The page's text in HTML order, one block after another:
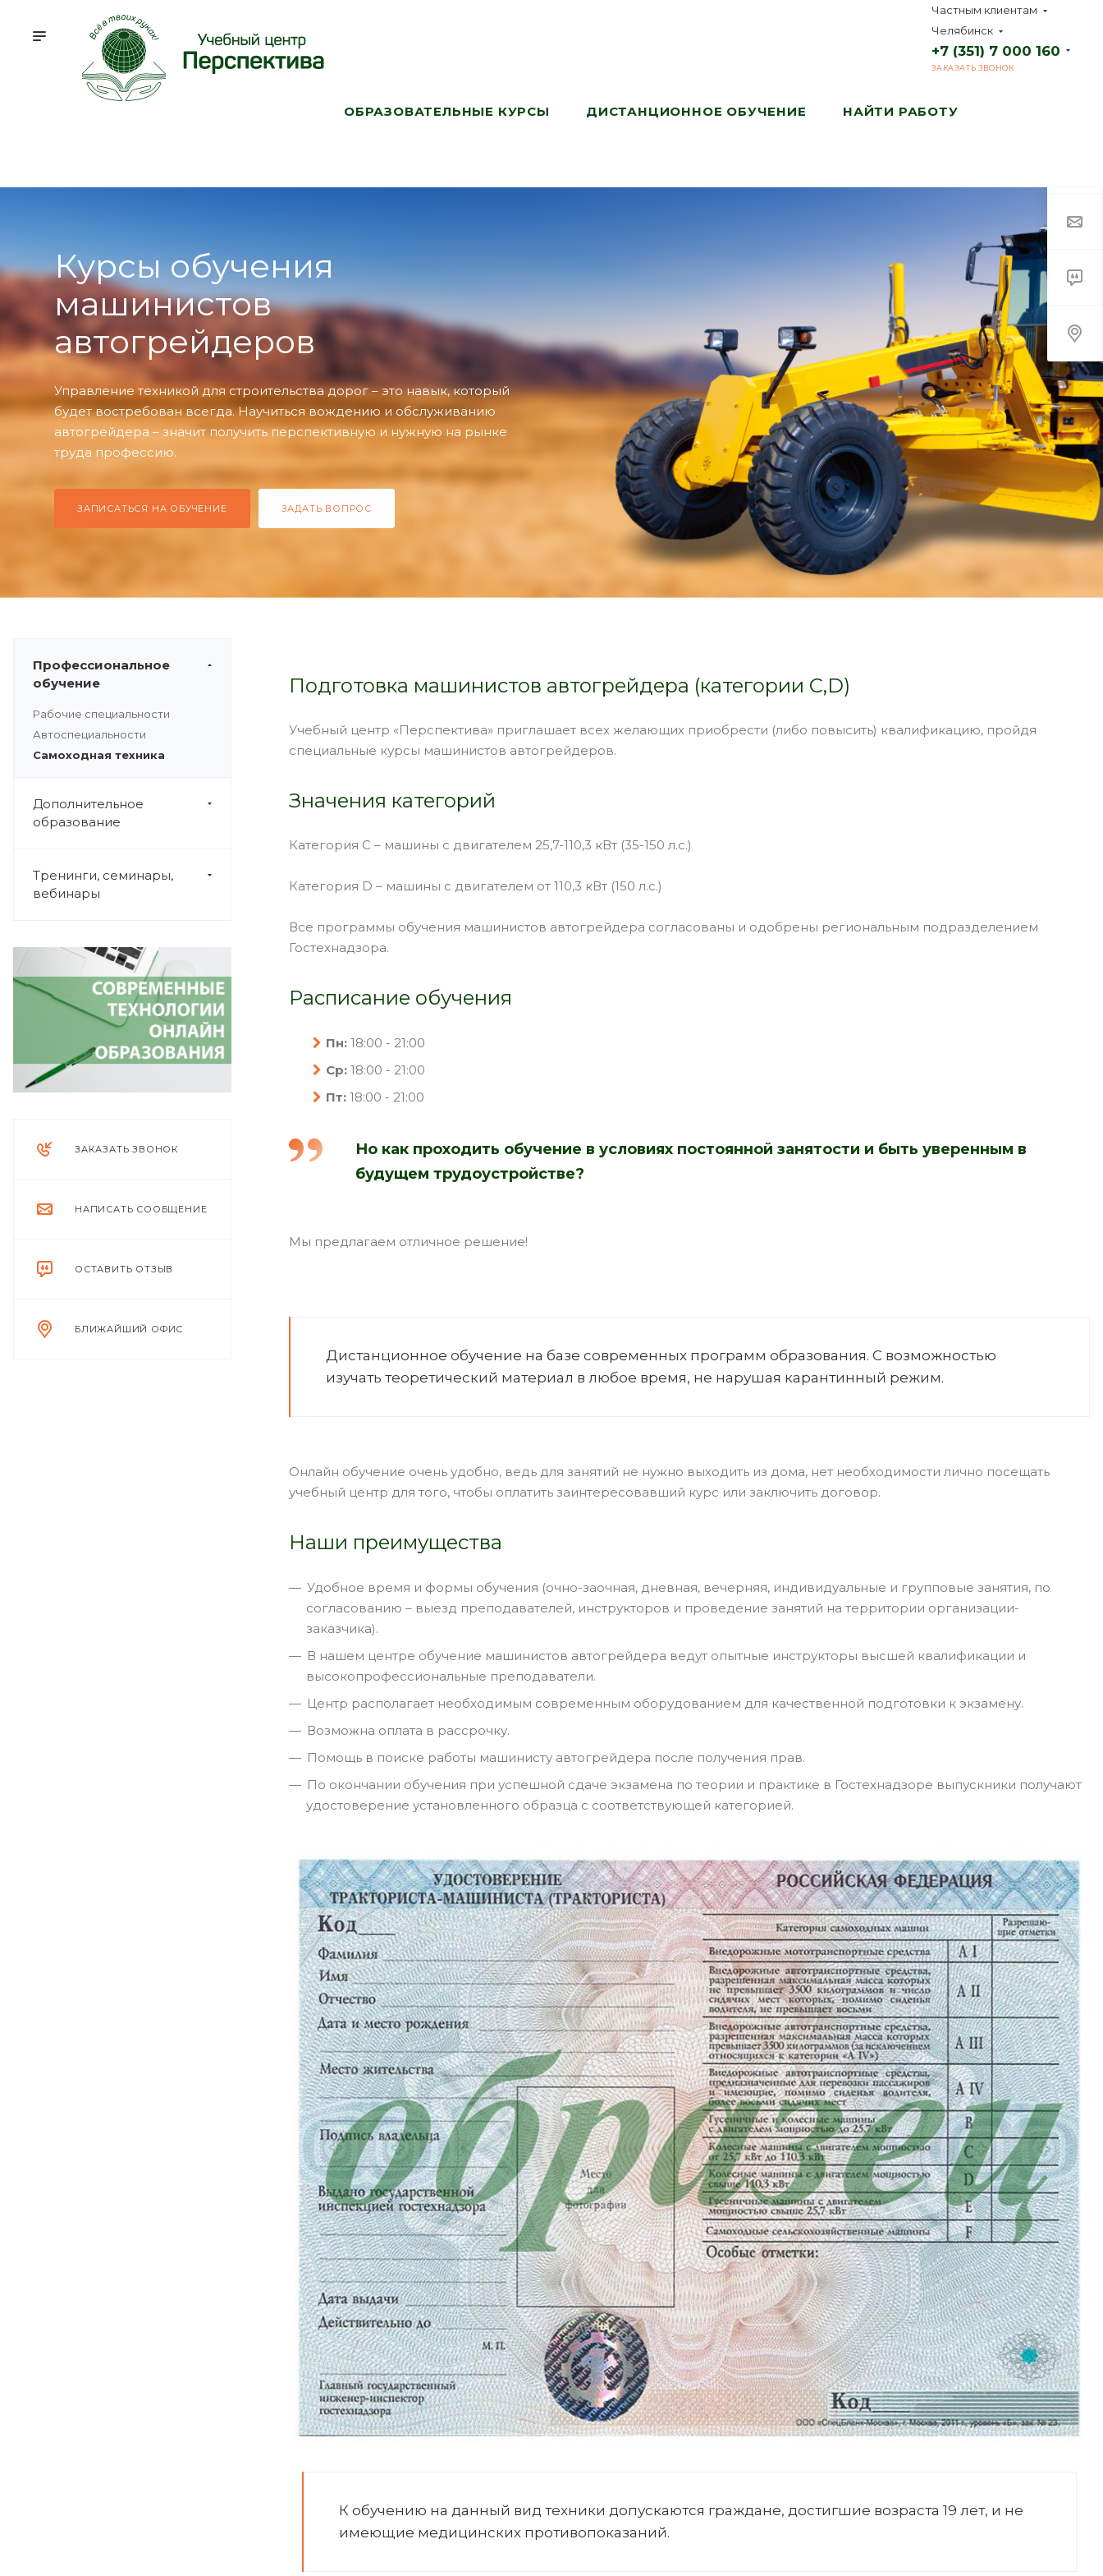
Частным клиентам
Челябинск
+7 (351) 7 000 160
ЗАКАЗАТЬ ЗВОНОК
ОБРАЗОВАТЕЛЬНЫЕ КУРСЫ ДИСТАНЦИОННОЕ ОБУЧЕНИЕ НАЙТИ РАБОТУ
Курсы обучения
машинистов
автогрейдеров
Управление техникой для строительства дорог – это навык, который
будет востребован всегда. Научиться вождению и обслуживанию
автогрейдера – значит получить перспективную и нужную на рынке
труда профессию.
ЗАПИСАТЬСЯ НА ОБУЧЕНИЕ ЗАДАТЬ ВОПРОС
Профессиональное
обучение
Рабочие специальности
Автоспециальности
Самоходная техника
Дополнительное
образование
Тренинги, семинары,
вебинары
ЗАКАЗАТЬ ЗВОНОК
НАПИСАТЬ СООБЩЕНИЕ
ОСТАВИТЬ ОТЗЫВ
БЛИЖАЙШИЙ ОФИС
Подготовка машинистов автогрейдера (категории C,D)
Учебный центр «Перспектива» приглашает всех желающих приобрести (либо повысить) квалификацию, пройдя
специальные курсы машинистов автогрейдеров.
Значения категорий
Категория С – машины с двигателем 25,7-110,3 кВт (35-150 л.с.)
Категория D – машины с двигателем от 110,3 кВт (150 л.с.)
Все программы обучения машинистов автогрейдера согласованы и одобрены региональным подразделением
Гостехнадзора.
Расписание обучения
Пн: 18:00 - 21:00
Ср: 18:00 - 21:00
Пт: 18:00 - 21:00
Но как проходить обучение в условиях постоянной занятости и быть уверенным в
будущем трудоустройстве?
Мы предлагаем отличное решение!
Дистанционное обучение на базе современных программ образования. С возможностью
изучать теоретический материал в любое время, не нарушая карантинный режим.
Онлайн обучение очень удобно, ведь для занятий не нужно выходить из дома, нет необходимости лично посещать
учебный центр для того, чтобы оплатить заинтересовавший курс или заключить договор.
Наши преимущества
Удобное время и формы обучения (очно-заочная, дневная, вечерняя, индивидуальные и групповые занятия, по
согласованию – выезд преподавателей, инструкторов и проведение занятий на территории организации-
заказчика).
В нашем центре обучение машинистов автогрейдера ведут опытные инструкторы высшей квалификации и
высокопрофессиональные преподаватели.
Центр располагает необходимым современным оборудованием для качественной подготовки к экзамену.
Возможна оплата в рассрочку.
Помощь в поиске работы машинисту автогрейдера после получения прав.
По окончании обучения при успешной сдаче экзамена по теории и практике в Гостехнадзоре выпускники получают
удостоверение установленного образца с соответствующей категорией.
К обучению на данный вид техники допускаются граждане, достигшие возраста 19 лет, и не
имеющие медицинских противопоказаний.